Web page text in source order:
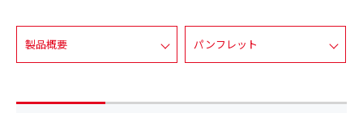
製品概要 パンフレット